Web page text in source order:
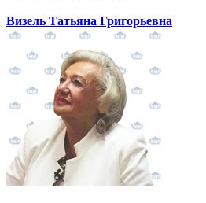
Визель Татьяна Григорьевна